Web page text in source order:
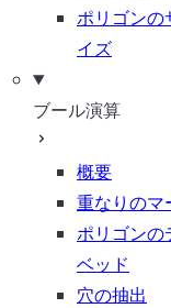
ポリゴンの
イズ
ブール演算
概要
重なりのマ
ポリゴンの
ベッド
穴の抽出